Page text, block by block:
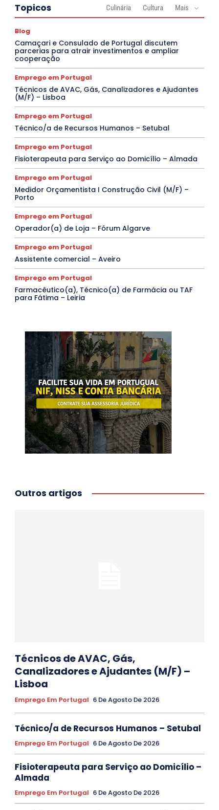
Topicos Culinária Cultura Mais
Blog
Camaçari e Consulado de Portugal discutem
parcerias para atrair investimentos e ampliar
cooperação
Emprego em Portugal
Técnicos de AVAC, Gás, Canalizadores e Ajudantes
(M/F) – Lisboa
Emprego em Portugal
Técnico/a de Recursos Humanos – Setubal
Emprego em Portugal
Fisioterapeuta para Serviço ao Domicílio – Almada
Emprego em Portugal
Medidor Orçamentista I Construção Civil (M/F) –
Porto
Emprego em Portugal
Operador(a) de Loja – Fórum Algarve
Emprego em Portugal
Assistente comercial – Aveiro
Emprego em Portugal
Farmacêutico(a), Técnico(a) de Farmácia ou TAF
para Fátima – Leiria
Outros artigos
Técnicos de AVAC, Gás,
Canalizadores e Ajudantes (M/F) –
Lisboa
Emprego Em Portugal 6 De Agosto De 2026
Técnico/a de Recursos Humanos – Setubal
Emprego Em Portugal 6 De Agosto De 2026
Fisioterapeuta para Serviço ao Domicílio –
Almada
Emprego Em Portugal 6 De Agosto De 2026